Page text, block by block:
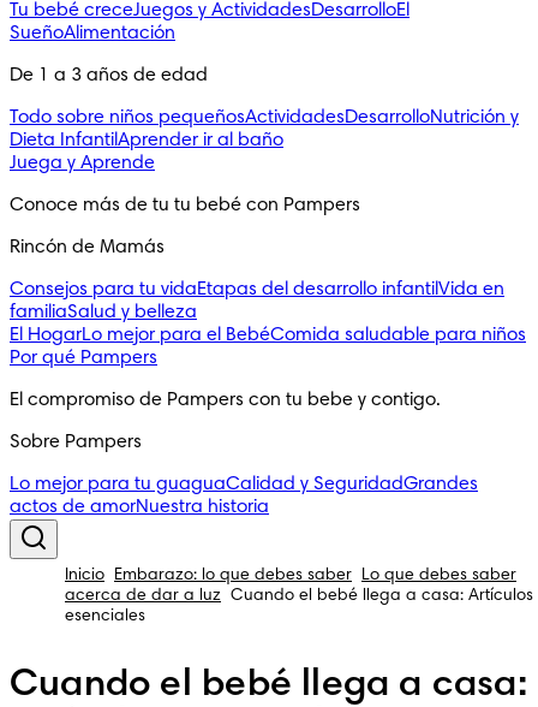
Tu bebé creceJuegos y ActividadesDesarrolloEl
SueñoAlimentación
De 1 a 3 años de edad
Todo sobre niños pequeñosActividadesDesarrolloNutrición y
Dieta InfantilAprender ir al baño
Juega y Aprende
Conoce más de tu tu bebé con Pampers
Rincón de Mamás
Consejos para tu vidaEtapas del desarrollo infantilVida en
familiaSalud y belleza
El HogarLo mejor para el BebéComida saludable para niños
Por qué Pampers
El compromiso de Pampers con tu bebe y contigo.
Sobre Pampers
Lo mejor para tu guaguaCalidad y SeguridadGrandes
actos de amorNuestra historia
Inicio Embarazo: lo que debes saber
Lo que debes saber
acerca de dar a luz Cuando el bebé llega a casa: Artículos
esenciales
Cuando el bebé llega a casa: